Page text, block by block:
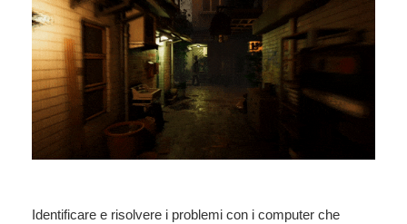
Identificare e risolvere i problemi con i computer che